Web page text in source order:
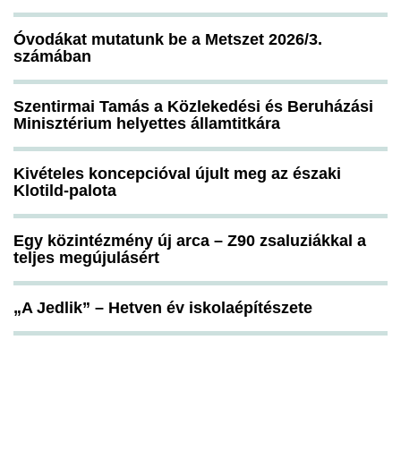
Óvodákat mutatunk be a Metszet 2026/3.
számában
Szentirmai Tamás a Közlekedési és Beruházási
Minisztérium helyettes államtitkára
Kivételes koncepcióval újult meg az északi
Klotild-palota
Egy közintézmény új arca – Z90 zsaluziákkal a
teljes megújulásért
„A Jedlik” – Hetven év iskolaépítészete